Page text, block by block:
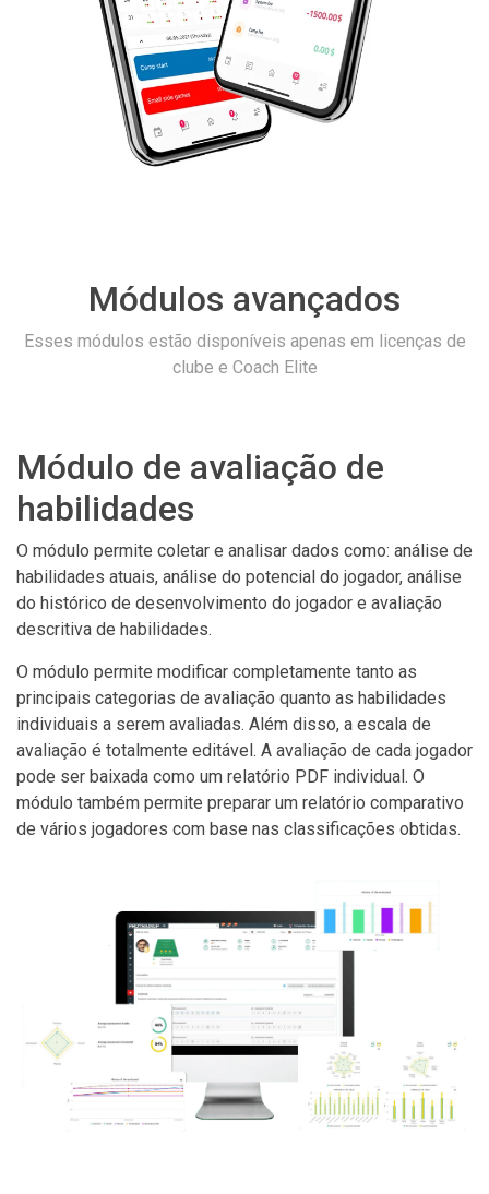
Módulos avançados
Esses módulos estão disponíveis apenas em licenças de
clube e Coach Elite
Módulo de avaliação de
habilidades
O módulo permite coletar e analisar dados como: análise de
habilidades atuais, análise do potencial do jogador, análise
do histórico de desenvolvimento do jogador e avaliação
descritiva de habilidades.
O módulo permite modificar completamente tanto as
principais categorias de avaliação quanto as habilidades
individuais a serem avaliadas. Além disso, a escala de
avaliação é totalmente editável. A avaliação de cada jogador
pode ser baixada como um relatório PDF individual. O
módulo também permite preparar um relatório comparativo
de vários jogadores com base nas classificações obtidas.